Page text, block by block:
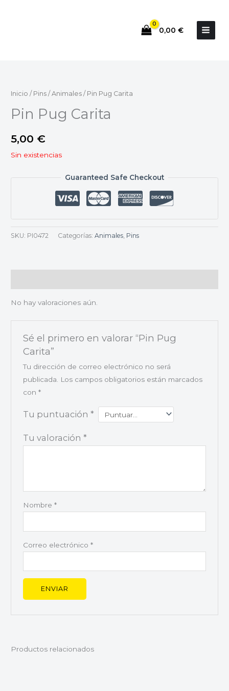
0,00 €
Inicio / Pins / Animales / Pin Pug Carita
Pin Pug Carita
5,00 €
Sin existencias
Guaranteed Safe Checkout
SKU: PI0472 Categorías: Animales, Pins
No hay valoraciones aún.
Sé el primero en valorar “Pin Pug
Carita”
Tu dirección de correo electrónico no será
publicada.
Los campos obligatorios están marcados
con *
Tu puntuación *
Tu valoración *
Nombre *
Correo electrónico *
Productos relacionados